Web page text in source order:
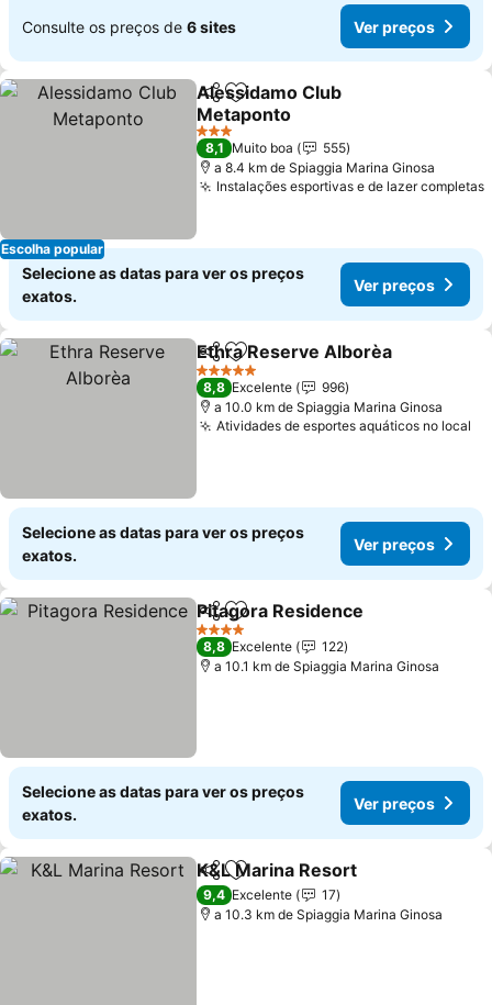
Consulte os preços de 6 sites Ver preços
Escolha popular
PartilharAdicionar aos favoritos
Alessidamo Club
Metaponto
Ver preços
3 Estrelas
8,1 Muito boa
555
a 8.4 km de Spiaggia Marina Ginosa
Instalações esportivas e de lazer completas
Selecione as datas para ver os preços
exatos.
Ver preços
PartilharAdicionar aos favoritos
Ethra Reserve Alborèa
5 Estrelas
8,8 Excelente
996
a 10.0 km de Spiaggia Marina Ginosa
Atividades de esportes aquáticos no local
Selecione as datas para ver os preços
exatos.
Ver preços
PartilharAdicionar aos favoritos
Pitagora Residence
4 Estrelas
8,8 Excelente
122
a 10.1 km de Spiaggia Marina Ginosa
Selecione as datas para ver os preços
exatos.
Ver preços
PartilharAdicionar aos favoritos
K&L Marina Resort
9,4 Excelente
17
a 10.3 km de Spiaggia Marina Ginosa